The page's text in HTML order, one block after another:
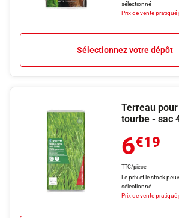
sélectionné
Prix de vente pratiqué
Sélectionnez votre dépôt
Terreau
tourbe - sac
6€19
TTC/pièce
Le prix et le stock
sélectionné
Prix de vente pratiqué